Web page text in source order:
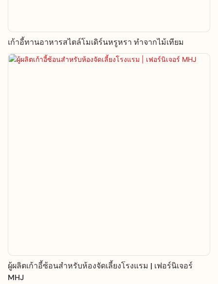
เก้าอี้ทานอาหารสไตล์โมเดิร์นหรูหรา ทำจากไม้เทียม
ผู้ผลิตเก้าอี้ซ้อนสำหรับห้องจัดเลี้ยงโรงแรม | เฟอร์นิเจอร์
MHJ